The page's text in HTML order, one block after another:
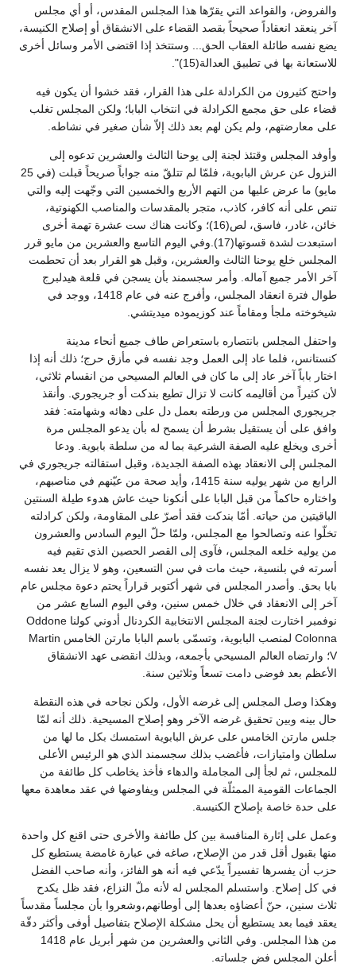
والفروض، والقواعد التي يقرّها هذا المجلس المقدس، أو أي مجلس
آخر ينعقد انعقاداً صحيحاً بقصد القضاء على الانشقاق أو إصلاح الكنيسة،
يضع نفسه طائلة العقاب الحق... وستتخذ إذا اقتضى الأمر وسائل أخرى
للاستعانة بها في تطبيق العدالة(15)".
واحتج كثيرون من الكرادلة على هذا القرار، فقد خشوا أن يكون فيه
قضاء على حق مجمع الكرادلة في انتخاب البابا؛ ولكن المجلس تغلب
على معارضتهم، ولم يكن لهم بعد ذلك إلاّ شأن صغير في نشاطه.
وأوفد المجلس وقتئذ لجنة إلى يوحنا الثالث والعشرين تدعوه إلى
النزول عن عرش البابوية، فلمّا لم تتلقّ منه جواباً صريحاً قبلت (في 25
مايو) ما عرض عليها من التهم الأربع والخمسين التي وجّهت إليه والتي
تنص على أنه كافر، كاذب، متجر بالمقدسات والمناصب الكهنوتية،
خائن، غادر، فاسق، لص(16)؛ وكانت هناك ست عشرة تهمة أخرى
استبعدت لشدة قسوتها(17).وفي اليوم التاسع والعشرين من مايو قرر
المجلس خلع يوحنا الثالث والعشرين، وقبل هو القرار بعد أن تحطمت
آخر الأمر جميع آماله. وأمر سجسمند بأن يسجن في قلعة هيدلبرج
طوال فترة انعقاد المجلس، وأفرج عنه في عام 1418، ووجد في
شيخوخته ملجأ ومقاماً عند كوزيموده ميديتشي.
واحتفل المجلس بانتصاره باستعراض طاف جميع أنحاء مدينة
كنستانس، فلما عاد إلى العمل وجد نفسه في مأزق حرج؛ ذلك أنه إذا
اختار باباً آخر عاد إلى ما كان في العالم المسيحي من انقسام ثلاثي،
لأن كثيراً من أقاليمه كانت لا تزال تطيع بندكت أو جريجوري. وأنقذ
جريجوري المجلس من ورطته بعمل دل على دهائه وشهامته: فقد
وافق على أن يستقيل بشرط أن يسمح له بأن يدعو المجلس مرة
أخرى ويخلع عليه الصفة الشرعية بما له من سلطة بابوية. ودعا
المجلس إلى الانعقاد بهذه الصفة الجديدة، وقبل استقالته جريجوري في
الرابع من شهر يوليه سنة 1415، وأيد صحة من عيّنهم في مناصبهم،
واختاره حاكماً من قبل البابا على أنكونا حيث عاش هدوء طيلة السنتين
الباقيتين من حياته. أمّا بندكت فقد أصرّ على المقاومة، ولكن كرادلته
تخلّوا عنه وتصالحوا مع المجلس، ولمّا حلّ اليوم السادس والعشرون
من يوليه خلعه المجلس، فآوى إلى القصر الحصين الذي تقيم فيه
أسرته في بلنسية، حيث مات في سن التسعين، وهو لا يزال يعد نفسه
بابا بحق. وأصدر المجلس في شهر أكتوبر قراراً يحتم دعوة مجلس عام
آخر إلى الانعقاد في خلال خمس سنين، وفي اليوم السابع عشر من
نوفمبر اختارت لجنة المجلس الانتخابية الكردنال أدوني كولنا Oddone
Colonna لمنصب البابوية، وتسمّى باسم البابا مارتن الخامس Martin
V؛ وارتضاه العالم المسيحي بأجمعه، وبذلك انقضى عهد الانشقاق
الأعظم بعد فوضى دامت تسعاً وثلاثين سنة.
وهكذا وصل المجلس إلى غرضه الأول، ولكن نجاحه في هذه النقطة
حال بينه وبين تحقيق غرضه الآخر وهو إصلاح المسيحية. ذلك أنه لمّا
جلس مارتن الخامس على عرش البابوية استمسك بكل ما لها من
سلطان وامتيازات، فأغضب بذلك سجسمند الذي هو الرئيس الأعلى
للمجلس، ثم لجأ إلى المجاملة والدهاء فأخذ يخاطب كل طائفة من
الجماعات القومية الممثلّة في المجلس ويفاوضها في عقد معاهدة معها
على حدة خاصة بإصلاح الكنيسة.
وعمل على إثارة المنافسة بين كل طائفة والأخرى حتى اقنع كل واحدة
منها بقبول أقل قدر من الإصلاح، صاغه في عبارة غامضة يستطيع كل
حزب أن يفسرها تفسيراً يدّعي فيه أنه هو الفائز، وأنه صاحب الفضل
في كل إصلاح. واستسلم المجلس له لأنه ملّ النزاع، فقد ظل يكدح
ثلاث سنين، حنّ أعضاؤه بعدها إلى أوطانهم،وشعروا بأن مجلساً مقدساً
يعقد فيما بعد يستطيع أن يحل مشكلة الإصلاح بتفاصيل أوفى وأكثر دقّة
من هذا المجلس. وفي الثاني والعشرين من شهر أبريل عام 1418
أعلن المجلس فض جلساته.